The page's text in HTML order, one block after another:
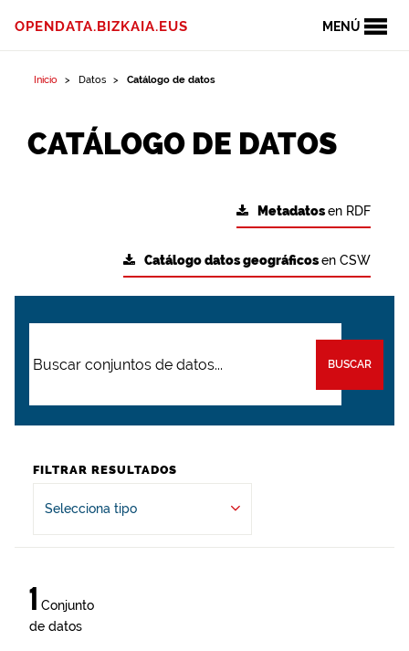
MENÚ
OPENDATA.BIZKAIA.EUS
Inicio Datos Catálogo de datos
CATÁLOGO DE DATOS
Metadatosen RDF
Catálogo datos geográficosen CSW
BUSCAR
FILTRAR RESULTADOS
Selecciona tipo
1 Conjunto
de datos